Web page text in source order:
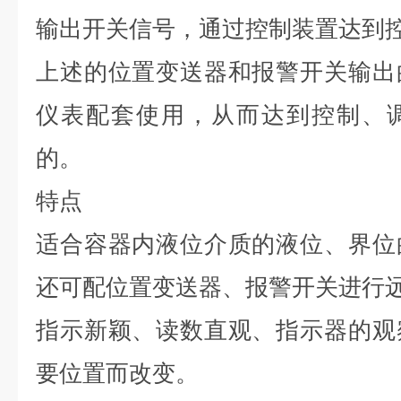
输出开关信号，通过控制装置达到
上述的位置变送器和报警开关输
仪表配套使用，从而达到控制、
的。
特点
适合容器内液位介质的液位、界
还可配位置变送器、报警开关进行
指示新颖、读数直观、指示器的
要位置而改变。